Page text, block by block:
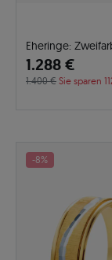
Eheringe:
1.288 €
1.400 € Sie sparen
-8%